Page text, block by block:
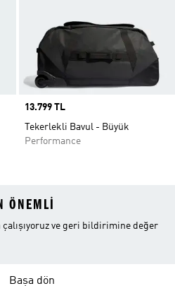
Price
13.799 TL
Tekerlekli Bavul - Büyük
Performance
ÖNEMLI
ve geri bildirimine değer
Başa dön